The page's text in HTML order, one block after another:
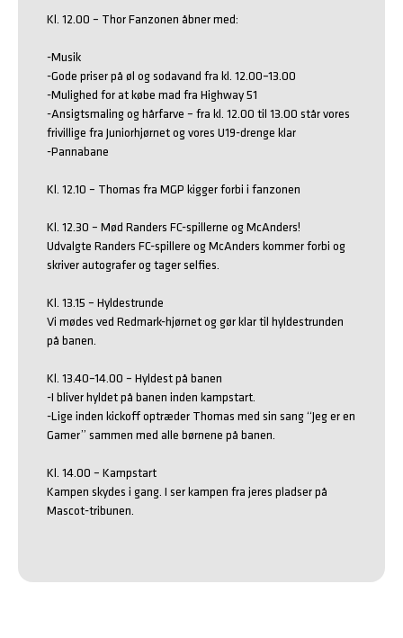
Kl. 12.00 – Thor Fanzonen åbner med:
-Musik
-Gode priser på øl og sodavand fra kl. 12.00–13.00
-Mulighed for at købe mad fra Highway 51
-Ansigtsmaling og hårfarve – fra kl. 12.00 til 13.00 står vores
frivillige fra Juniorhjørnet og vores U19-drenge klar
-Pannabane
Kl. 12.10 – Thomas fra MGP kigger forbi i fanzonen
Kl. 12.30 – Mød Randers FC-spillerne og McAnders!
Udvalgte Randers FC-spillere og McAnders kommer forbi og
skriver autografer og tager selfies.
Kl. 13.15 – Hyldestrunde
Vi mødes ved Redmark-hjørnet og gør klar til hyldestrunden
på banen.
Kl. 13.40–14.00 – Hyldest på banen
-I bliver hyldet på banen inden kampstart.
-Lige inden kickoff optræder Thomas med sin sang “Jeg er en
Gamer” sammen med alle børnene på banen.
Kl. 14.00 – Kampstart
Kampen skydes i gang. I ser kampen fra jeres pladser på
Mascot-tribunen.